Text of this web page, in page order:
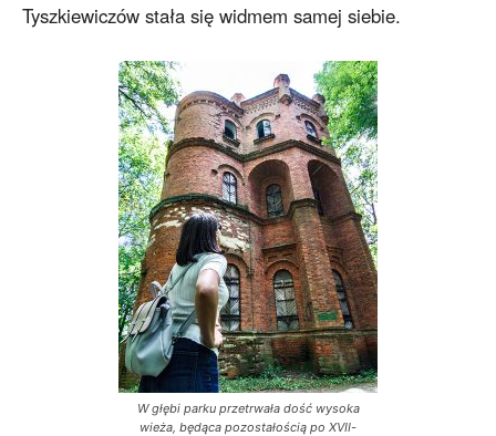
Tyszkiewiczów stała się widmem samej siebie.
W głębi parku przetrwała dość wysoka
wieża, będąca pozostałością po XVII-